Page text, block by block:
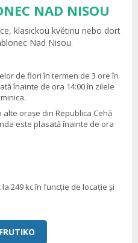
NAD NISOU
klasickou květinu nebo dort
Nad Nisou.
de flori în termen de 3 ore în
înainte de ora 14:00 în zilele
orașe din Republica Cehă
este plasată înainte de ora
249 kc în funcție de locație și